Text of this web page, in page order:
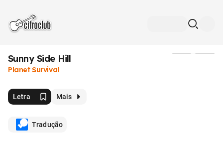
Sunny Side Hill
Planet Survival
Letra Mais
Tradução